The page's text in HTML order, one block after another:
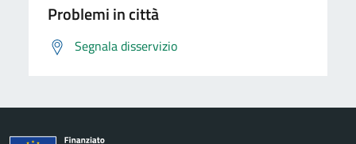
Problemi in città
Segnala disservizio